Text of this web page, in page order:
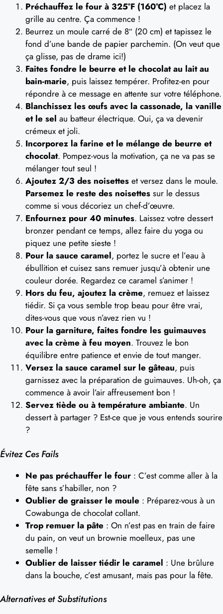
Préchauffez le four à 325°F (160°C) et placez la
grille au centre. Ça commence !
Beurrez un moule carré de 8″ (20 cm) et tapissez le
fond d’une bande de papier parchemin. (On veut que
ça glisse, pas de drame ici!)
Faites fondre le beurre et le chocolat au lait au
bain-marie, puis laissez tempérer. Profitez-en pour
répondre à ce message en attente sur votre téléphone.
Blanchissez les œufs avec la cassonade, la vanille
et le sel au batteur électrique. Oui, ça va devenir
crémeux et joli.
Incorporez la farine et le mélange de beurre et
chocolat. Pompez-vous la motivation, ça ne va pas se
mélanger tout seul !
Ajoutez 2/3 des noisettes et versez dans le moule.
Parsemez le reste des noisettes sur le dessus
comme si vous décoriez un chef-d’œuvre.
Enfournez pour 40 minutes. Laissez votre dessert
bronzer pendant ce temps, allez faire du yoga ou
piquez une petite sieste !
Pour la sauce caramel, portez le sucre et l’eau à
ébullition et cuisez sans remuer jusqu’à obtenir une
couleur dorée. Regardez ce caramel s’animer !
Hors du feu, ajoutez la crème, remuez et laissez
tiédir. Si ça vous semble trop beau pour être vrai,
dites-vous que vous n’avez rien vu !
Pour la garniture, faites fondre les guimauves
avec la crème à feu moyen. Trouvez le bon
équilibre entre patience et envie de tout manger.
Versez la sauce caramel sur le gâteau, puis
garnissez avec la préparation de guimauves. Uh-oh, ça
commence à avoir l’air affreusement bon !
Servez tiède ou à température ambiante. Un
dessert à partager ? Est-ce que je vous entends sourire
?
Évitez Ces Fails
Ne pas préchauffer le four : C’est comme aller à la
fête sans s’habiller, non ?
Oublier de graisser le moule : Préparez-vous à un
Cowabunga de chocolat collant.
Trop remuer la pâte : On n’est pas en train de faire
du pain, on veut un brownie moelleux, pas une
semelle !
Oublier de laisser tiédir le caramel : Une brûlure
dans la bouche, c’est amusant, mais pas pour la fête.
Alternatives et Substitutions